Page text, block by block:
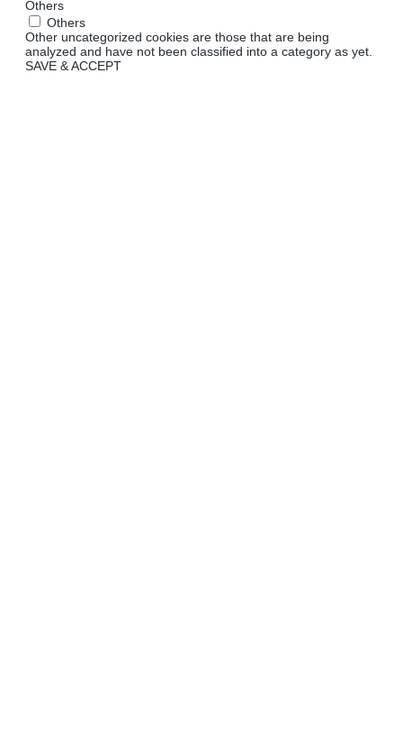
Others
Others
Other uncategorized cookies are those that are being
analyzed and have not been classified into a category as yet.
SAVE & ACCEPT